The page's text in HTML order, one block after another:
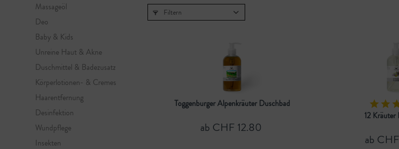
Massageöl
Deo
Baby & Kids
Unreine Haut & Akne
Duschmittel & Badezusatz
Körperlotionen- & Cremes
Haarentfernung
Desinfektion
Wundpflege
Insekten
Filtern
Toggenburger Alpenkräuter Duschbad
ab CHF 12.80
12 Kräuter
ab